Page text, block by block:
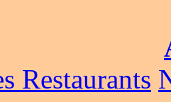
Restaurants